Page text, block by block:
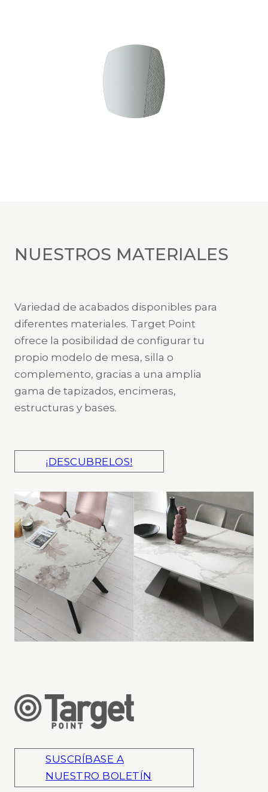
NUESTROS MATERIALES
Variedad de acabados disponibles para
diferentes materiales. Target Point
ofrece la posibilidad de configurar tu
propio modelo de mesa, silla o
complemento, gracias a una amplia
gama de tapizados, encimeras,
estructuras y bases.
¡DESCUBRELOS!
SUSCRÍBASE A
NUESTRO BOLETÍN